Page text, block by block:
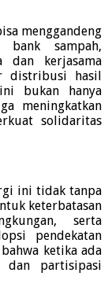
menggandeng
bank sampah,
dan kerjasama
distribusi hasil
bukan hanya
meningkatkan
solidaritas
ini tidak tanpa
keterbatasan
serta
pendekatan
ketika ada
dan partisipasi